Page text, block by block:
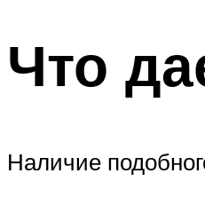
Что
Наличие